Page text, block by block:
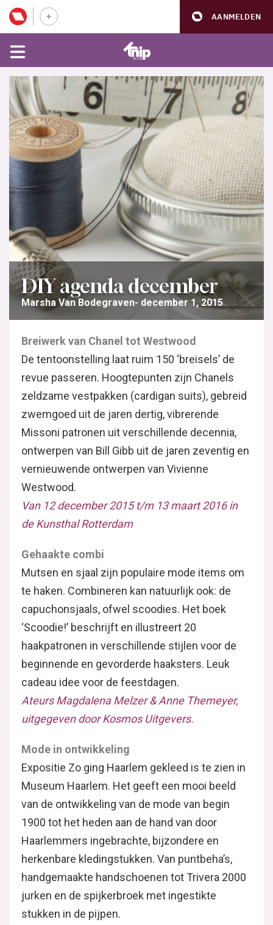
AANMELDEN
DIY agenda december
Marsha Van Bodegraven december 1, 2015
Breiwerk van Chanel tot Westwood
De tentoonstelling laat ruim 150 ‘breisels’ de
revue passeren. Hoogtepunten zijn Chanels
zeldzame vestpakken (cardigan suits), gebreid
zwemgoed uit de jaren dertig, vibrerende
Missoni patronen uit verschillende decennia,
ontwerpen van Bill Gibb uit de jaren zeventig en
vernieuwende ontwerpen van Vivienne
Westwood.
Van 12 december 2015 t/m 13 maart 2016 in
de Kunsthal Rotterdam
Gehaakte combi
Mutsen en sjaal zijn populaire mode items om
te haken. Combineren kan natuurlijk ook: de
capuchonsjaals, ofwel scoodies. Het boek
‘Scoodie!’ beschrijft en illustreert 20
haakpatronen in verschillende stijlen voor de
beginnende en gevorderde haaksters. Leuk
cadeau idee voor de feestdagen.
Ateurs Magdalena Melzer & Anne Themeyer,
uitgegeven door Kosmos Uitgevers.
Mode in ontwikkeling
Expositie Zo ging Haarlem gekleed is te zien in
Museum Haarlem. Het geeft een mooi beeld
van de ontwikkeling van de mode van begin
1900 tot het heden aan de hand van door
Haarlemmers ingebrachte, bijzondere en
herkenbare kledingstukken. Van puntbeha’s,
handgemaakte handschoenen tot Trivera 2000
jurken en de spijkerbroek met ingestikte
stukken in de pijpen.